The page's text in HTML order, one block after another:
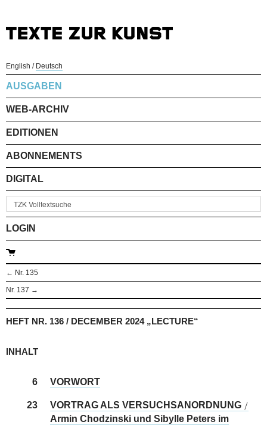
English / Deutsch
AUSGABEN
WEB-ARCHIV
EDITIONEN
ABONNEMENTS
DIGITAL
LOGIN
← Nr. 135
Nr. 137 →
HEFT NR. 136 / DECEMBER 2024 „LECTURE“
INHALT
6 VORWORT
23 VORTRAG ALS VERSUCHSANORDNUNG/
Armin Chodzinski und Sibylle Peters im